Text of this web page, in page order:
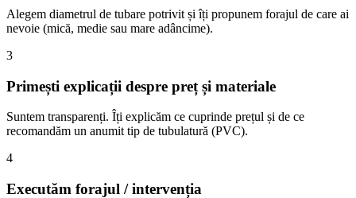
Alegem diametrul de tubare potrivit și îți propunem forajul de care ai
nevoie (mică, medie sau mare adâncime).
3
Primești explicații despre preț și materiale
Suntem transparenți. Îți explicăm ce cuprinde prețul și de ce
recomandăm un anumit tip de tubulatură (PVC).
4
Executăm forajul / intervenția